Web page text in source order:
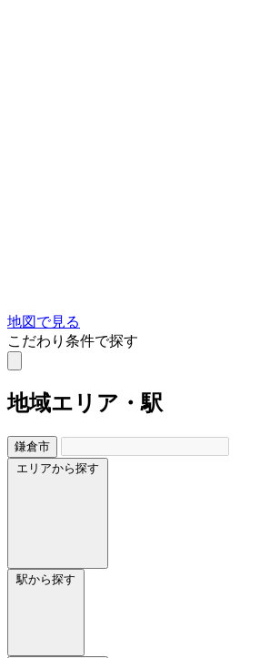
地図で見る
こだわり条件で探す
地域エリア・駅
鎌倉市
エリアから探す
駅から探す